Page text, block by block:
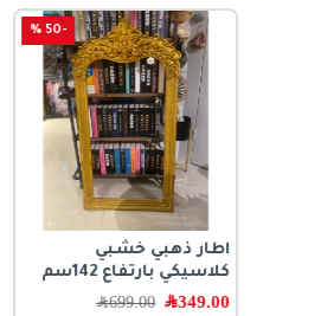
-50 %
اطار ذهبي خشبي
كلاسيكي بارتفاع 142سم
349.00﷼ 699.00﷼